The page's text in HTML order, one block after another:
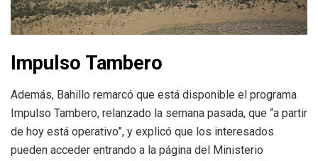
Impulso Tambero
Además, Bahillo remarcó que está disponible el programa
Impulso Tambero, relanzado la semana pasada, que “a partir
de hoy está operativo”, y explicó que los interesados
pueden acceder entrando a la página del Ministerio